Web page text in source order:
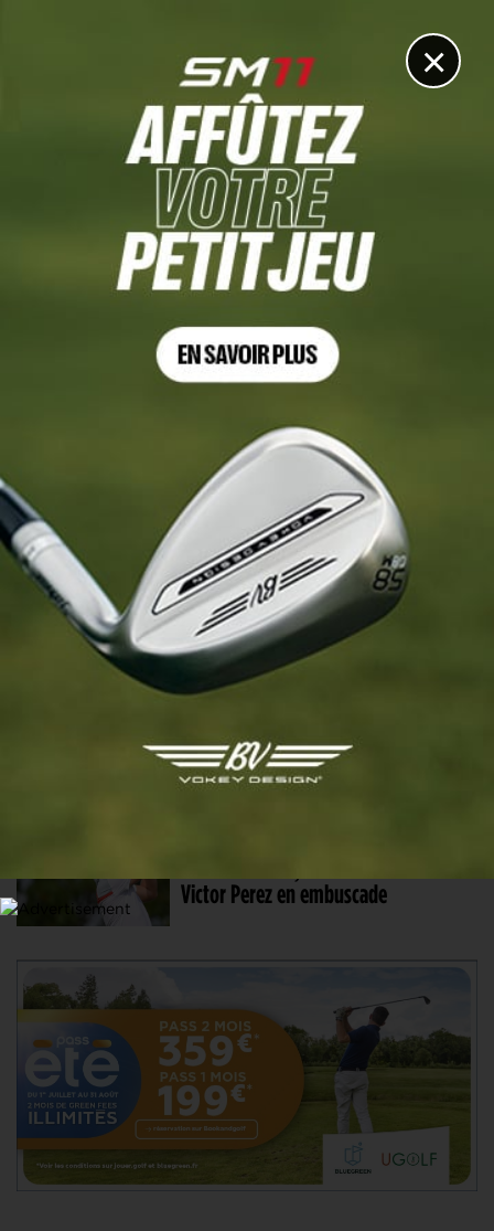
×
D+D Real Czech Masters
6 AVR. 2025 | DP WORLD TOUR
Le Czech Masters en route vers
l’Ecosse sur un golf made in Donald
Trump ?
27 AOÛT. 2023 | CZECH MASTERS, TOUR 4
Premier titre surprise pour Todd
Clements, ça bouge pour la Ryder
Victor Perez en embuscade